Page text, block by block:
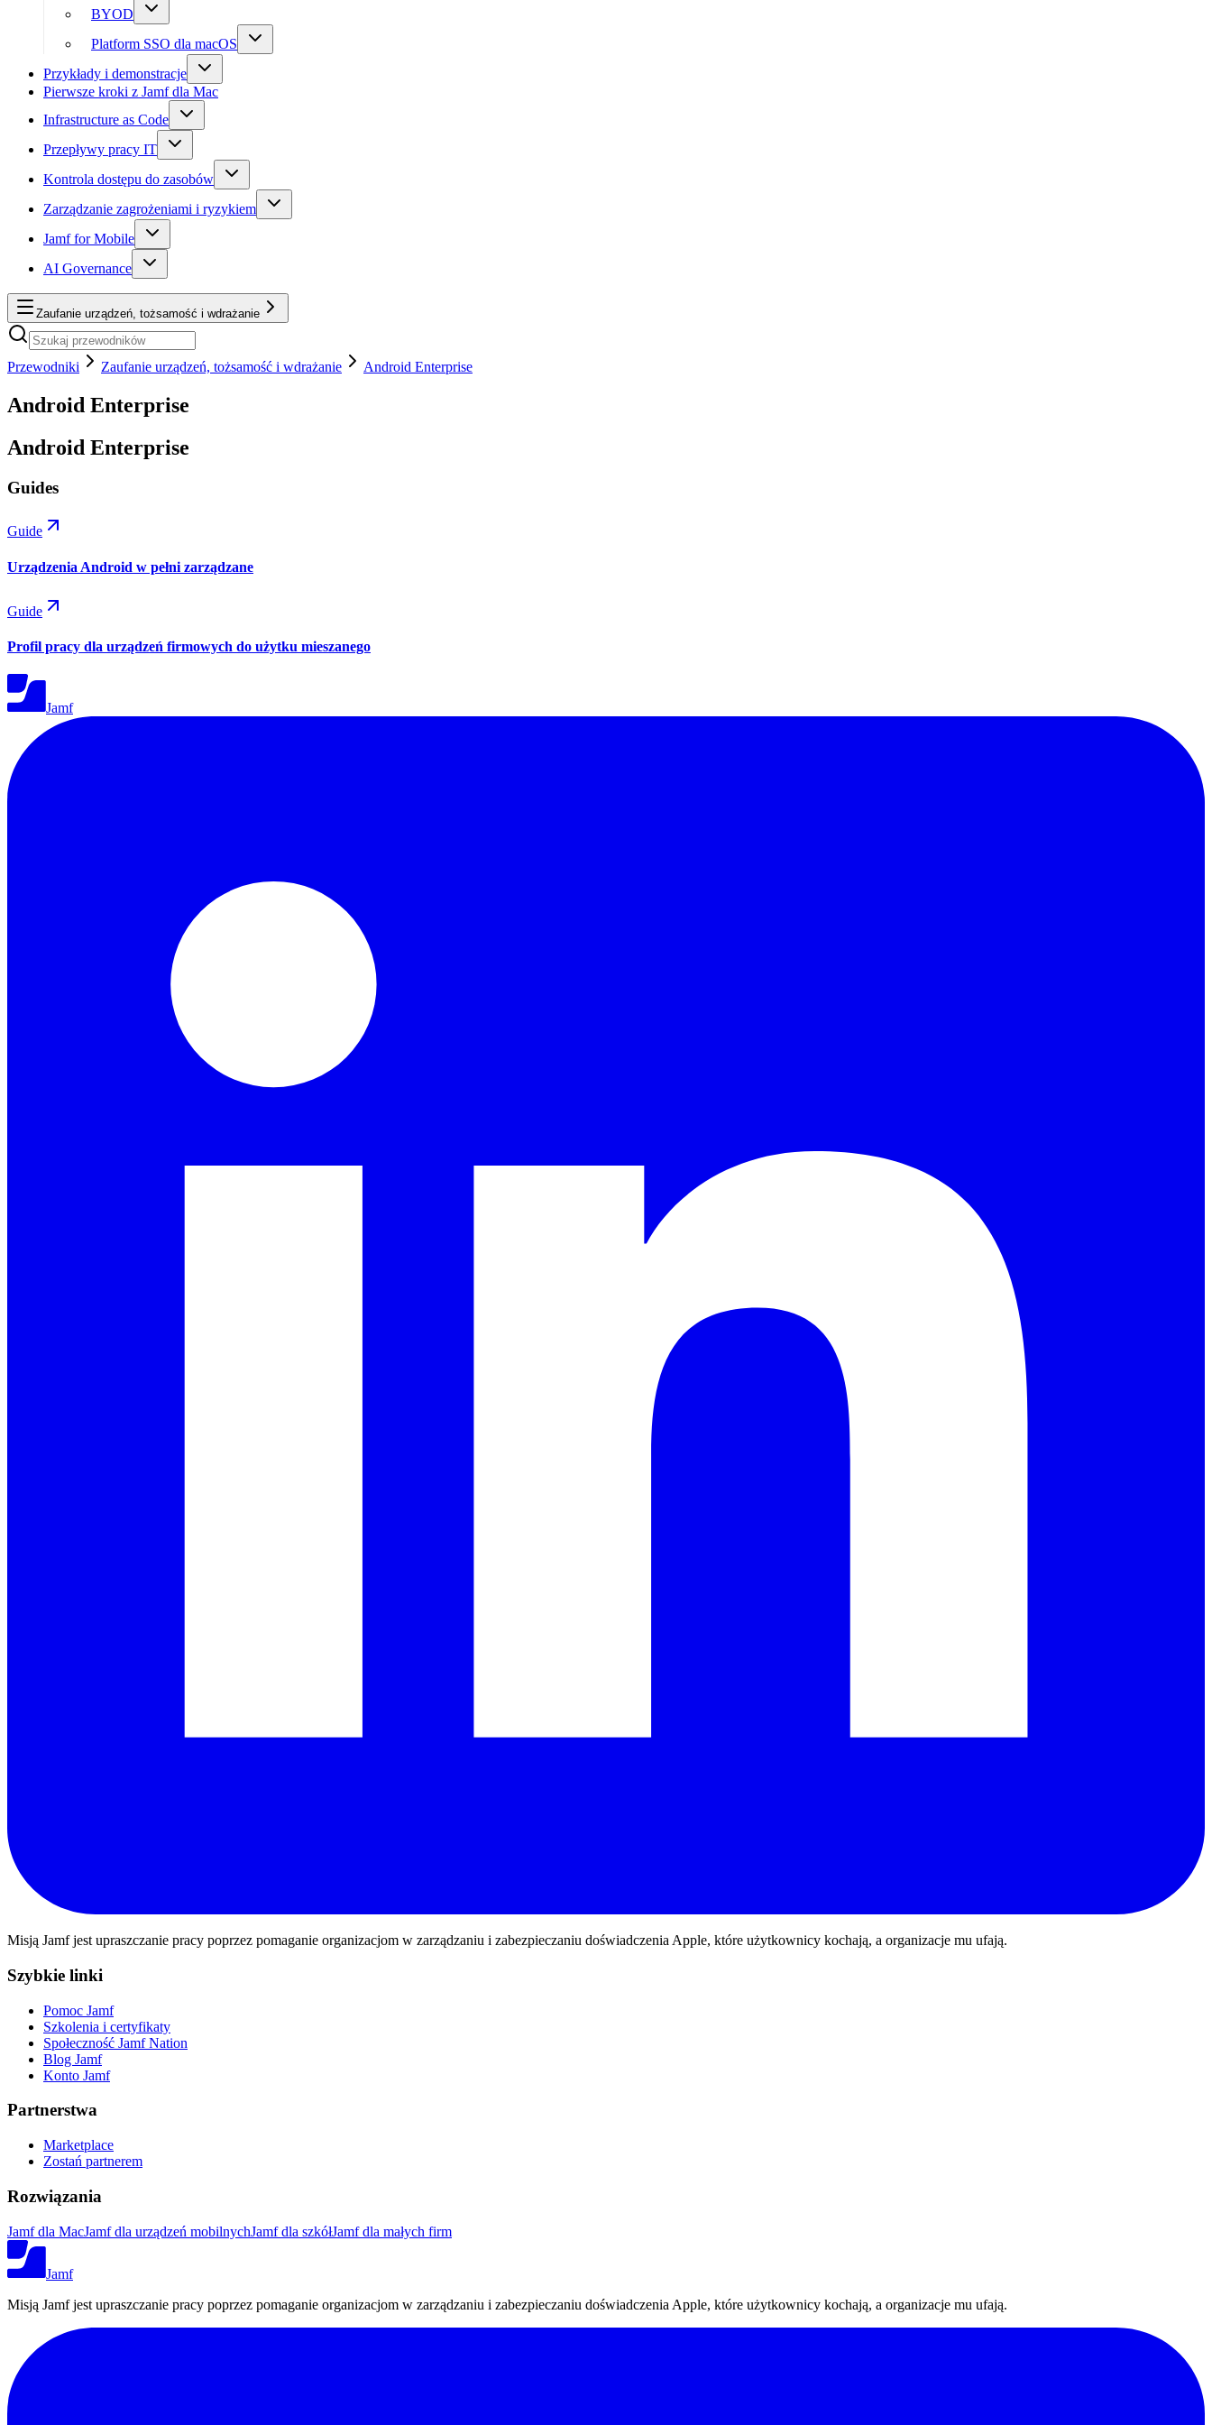
BYOD
Platform SSO dla macOS
Przykłady i demonstracje
Pierwsze kroki z Jamf dla Mac
Infrastructure as Code
Przepływy pracy IT
Kontrola dostępu do zasobów
Zarządzanie zagrożeniami i ryzykiem
Jamf for Mobile
AI Governance
Zaufanie urządzeń, tożsamość i wdrażanie
Przewodniki Zaufanie urządzeń, tożsamość i wdrażanie Android Enterprise
Android Enterprise
Android Enterprise
Guides
Guide
Urządzenia Android w pełni zarządzane
Guide
Profil pracy dla urządzeń firmowych do użytku mieszanego
Jamf
Misją Jamf jest upraszczanie pracy poprzez pomaganie organizacjom w zarządzaniu i zabezpieczaniu doświadczenia Apple, które użytkownicy kochają, a organizacje mu ufają.
Szybkie linki
Pomoc Jamf
Szkolenia i certyfikaty
Społeczność Jamf Nation
Blog Jamf
Konto Jamf
Partnerstwa
Marketplace
Zostań partnerem
Rozwiązania
Jamf dla MacJamf dla urządzeń mobilnychJamf dla szkółJamf dla małych firm
Jamf
Misją Jamf jest upraszczanie pracy poprzez pomaganie organizacjom w zarządzaniu i zabezpieczaniu doświadczenia Apple, które użytkownicy kochają, a organizacje mu ufają.